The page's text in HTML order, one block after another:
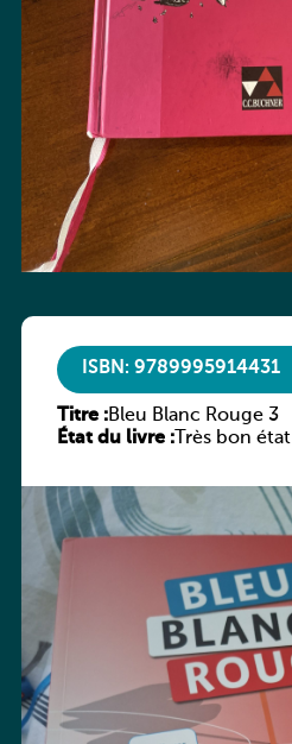
ISBN: 9789995914431
Titre :Bleu Blanc Rouge 3
État du livre :Très bon état